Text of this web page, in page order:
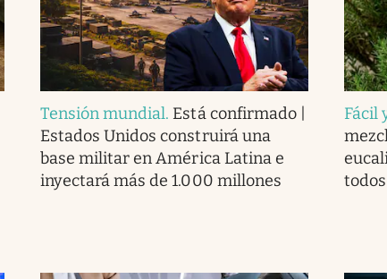
Tensión mundial. Está confirmado |
Estados Unidos construirá una
base militar en América Latina e
inyectará más de 1.000 millones
Fácil